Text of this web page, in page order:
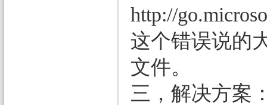
http://
这个错误说的
文件。
三，解决方案